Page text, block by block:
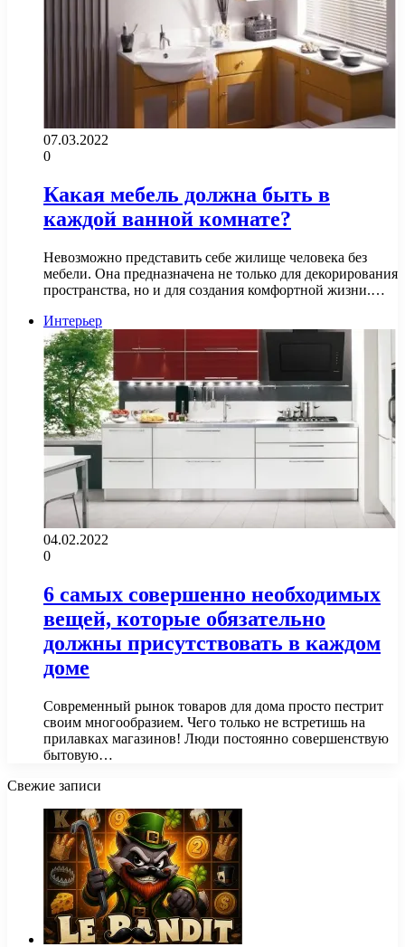
07.03.2022
0
Какая мебель должна быть в
каждой ванной комнате?
Невозможно представить себе жилище человека без
мебели. Она предназначена не только для декорирования
пространства, но и для создания комфортной жизни.…
Интерьер
04.02.2022
0
6 самых совершенно необходимых
вещей, которые обязательно
должны присутствовать в каждом
доме
Современный рынок товаров для дома просто пестрит
своим многообразием. Чего только не встретишь на
прилавках магазинов! Люди постоянно совершенствую
бытовую…
Свежие записи